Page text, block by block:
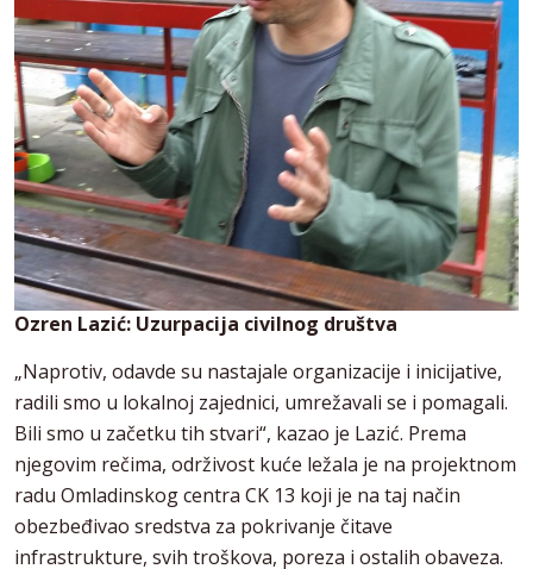
Ozren Lazić: Uzurpacija civilnog društva
„Naprotiv, odavde su nastajale organizacije i inicijative,
radili smo u lokalnoj zajednici, umrežavali se i pomagali.
Bili smo u začetku tih stvari“, kazao je Lazić. Prema
njegovim rečima, održivost kuće ležala je na projektnom
radu Omladinskog centra CK 13 koji je na taj način
obezbeđivao sredstva za pokrivanje čitave
infrastrukture, svih troškova, poreza i ostalih obaveza.